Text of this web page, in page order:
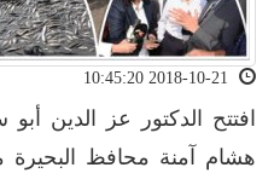
افتتح الدكتور عز الدين
هشام آمنة محافظ